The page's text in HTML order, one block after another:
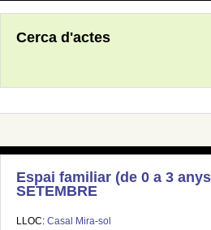
Cerca d'actes
Espai familiar (de 0 a 3
SETEMBRE
LLOC: Casal Mira-sol